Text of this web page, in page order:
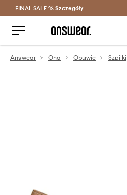
Oszczędzaj z
FINAL SALE % Szczegóły
Answear Ona Obuwie Szpilki